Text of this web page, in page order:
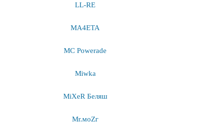
LL-RE
MA4ETA
MC Powerade
Miwka
MiXeR Беляш
Mr.моZг